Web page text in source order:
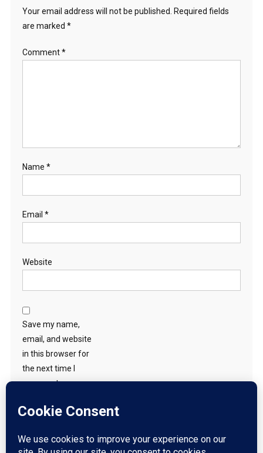
Your email address will not be published.
Required fields
are marked *
Comment*
Name *
Email *
Website
Save my name,
email, and website
in this browser for
the next time I
comment.